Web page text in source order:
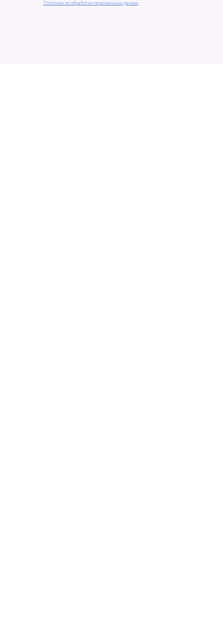
Политика по обработке персональных данных